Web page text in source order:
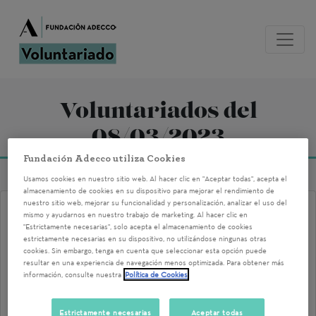
Voluntariados del
08/03/2023
8M 2023 BCN. LA MUJER EN
LOS SECTORES
MASCULINIZADOS
Barcelona
Fundación Adecco utiliza Cookies
Usamos cookies en nuestro sitio web. Al hacer clic en "Aceptar todas", acepta el
almacenamiento de cookies en su dispositivo para mejorar el rendimiento de
nuestro sitio web, mejorar su funcionalidad y personalización, analizar el uso del
mismo y ayudarnos en nuestro trabajo de marketing. Al hacer clic en
"Estrictamente necesarias", solo acepta el almacenamiento de cookies
estrictamente necesarias en su dispositivo, no utilizándose ningunas otras
cookies. Sin embargo, tenga en cuenta que seleccionar esta opción puede
resultar en una experiencia de navegación menos optimizada. Para obtener más
información, consulte nuestra Política de Cookies
Estrictamente necesarias Aceptar todas